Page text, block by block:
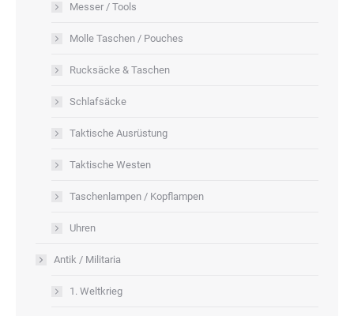
Messer / Tools
Molle Taschen / Pouches
Rucksäcke & Taschen
Schlafsäcke
Taktische Ausrüstung
Taktische Westen
Taschenlampen / Kopflampen
Uhren
Antik / Militaria
1. Weltkrieg